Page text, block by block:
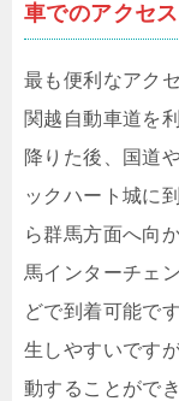
車でのアクセス
最も便利なアク
関越自動車道を
降りた後、国道
ックハート城に
ら群馬方面へ向
馬インターチェ
どで到着可能で
生しやすいです
動することがで